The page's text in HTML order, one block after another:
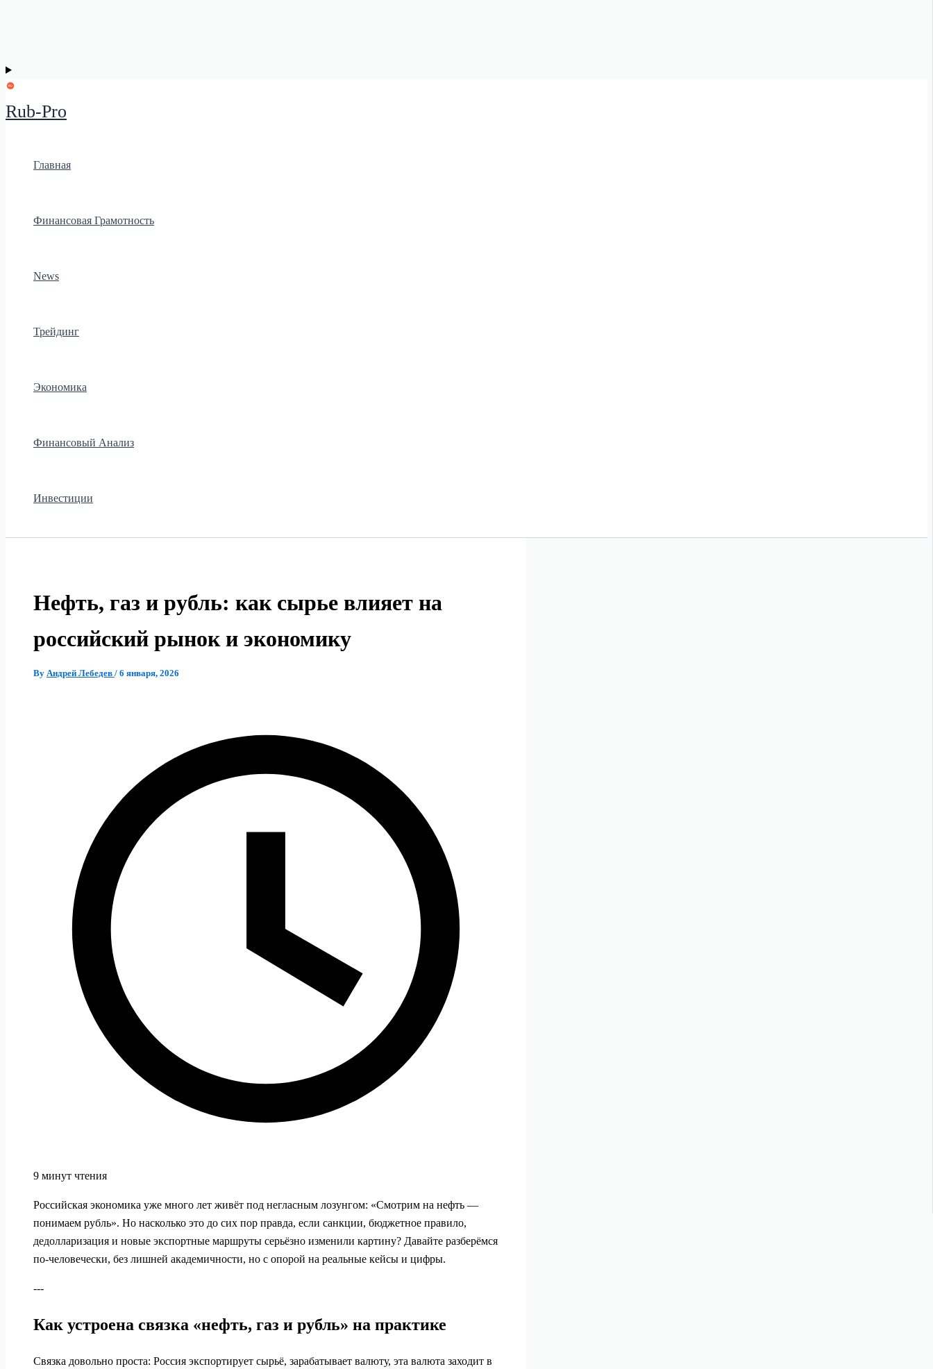
Rub-Pro
Главная
Финансовая Грамотность
News
Трейдинг
Экономика
Финансовый Анализ
Инвестиции
Нефть, газ и рубль: как сырье влияет на
российский рынок и экономику
By Андрей Лебедев / 6 января, 2026
9 минут чтения
Российская экономика уже много лет живёт под негласным лозунгом: «Смотрим на нефть —
понимаем рубль». Но насколько это до сих пор правда, если санкции, бюджетное правило,
дедолларизация и новые экспортные маршруты серьёзно изменили картину? Давайте разберёмся
по‑человечески, без лишней академичности, но с опорой на реальные кейсы и цифры.
---
Как устроена связка «нефть, газ и рубль» на практике
Связка довольно проста: Россия экспортирует сырьё, зарабатывает валюту, эта валюта заходит в